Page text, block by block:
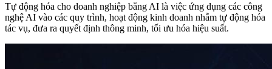
Tự động hóa cho doanh nghiệp bằng AI là việc ứng dụng các công
nghệ AI vào các quy trình, hoạt động kinh doanh nhằm tự động hóa
tác vụ, đưa ra quyết định thông minh, tối ưu hóa hiệu suất.